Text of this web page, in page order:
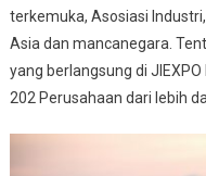
terkemuka, Asosiasi
Asia dan mancanegara.
yang berlangsung di
202 Perusahaan dari lebih